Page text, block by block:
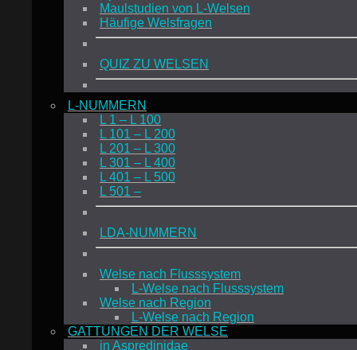
Maulstudien von L-Welsen
Häufige Welsfragen
QUIZ ZU WELSEN
L-NUMMERN
L 1 – L 100
L 101 – L 200
L 201 – L 300
L 301 – L 400
L 401 – L 500
L 501 –
LDA-NUMMERN
Welse nach Flusssystem
L-Welse nach Flusssystem
Welse nach Region
L-Welse nach Region
GATTUNGEN DER WELSE
in Aspredinidae